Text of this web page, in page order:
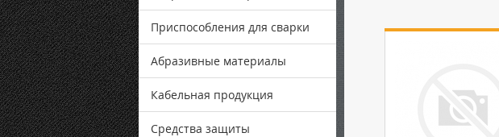
Приспособления для сварки
Абразивные материалы
Кабельная продукция
Средства защиты